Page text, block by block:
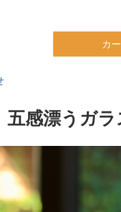
カ
五感漂うガ